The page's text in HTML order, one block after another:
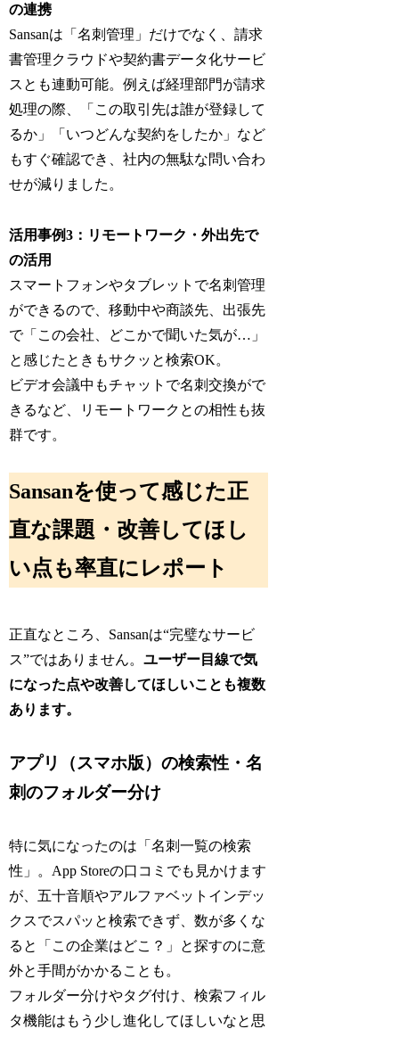
の連携
Sansanは「名刺管理」だけでなく、請求
書管理クラウドや契約書データ化サービ
スとも連動可能。例えば経理部門が請求
処理の際、「この取引先は誰が登録して
るか」「いつどんな契約をしたか」など
もすぐ確認でき、社内の無駄な問い合わ
せが減りました。
活用事例3：リモートワーク・外出先で
の活用
スマートフォンやタブレットで名刺管理
ができるので、移動中や商談先、出張先
で「この会社、どこかで聞いた気が…」
と感じたときもサクッと検索OK。
ビデオ会議中もチャットで名刺交換がで
きるなど、リモートワークとの相性も抜
群です。
Sansanを使って感じた正
直な課題・改善してほし
い点も率直にレポート
正直なところ、Sansanは“完璧なサービ
ス”ではありません。ユーザー目線で気
になった点や改善してほしいことも複数
あります。
アプリ（スマホ版）の検索性・名
刺のフォルダー分け
特に気になったのは「名刺一覧の検索
性」。App Storeの口コミでも見かけます
が、五十音順やアルファベットインデッ
クスでスパッと検索できず、数が多くな
ると「この企業はどこ？」と探すのに意
外と手間がかかることも。
フォルダー分けやタグ付け、検索フィル
タ機能はもう少し進化してほしいなと思